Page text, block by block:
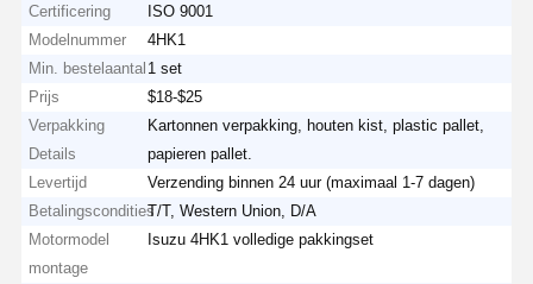
Certificering
ISO 9001
Modelnummer
4HK1
Min. bestelaantal 1 set
Prijs
$18-$25
Verpakking
Details
Kartonnen verpakking, houten kist, plastic pallet,
papieren pallet.
Levertijd
Verzending binnen 24 uur (maximaal 1-7 dagen)
BetalingsconditiesT/T, Western Union, D/A
Motormodel
montage
Isuzu 4HK1 volledige pakkingset